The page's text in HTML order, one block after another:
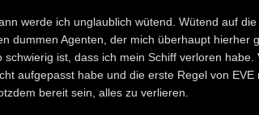
werde ich unglaublich wütend. Wütend auf
dummen Agenten, der mich überhaupt hierher
schwierig ist, dass ich mein Schiff verloren
aufgepasst habe und die erste Regel von
bereit sein, alles zu verlieren.